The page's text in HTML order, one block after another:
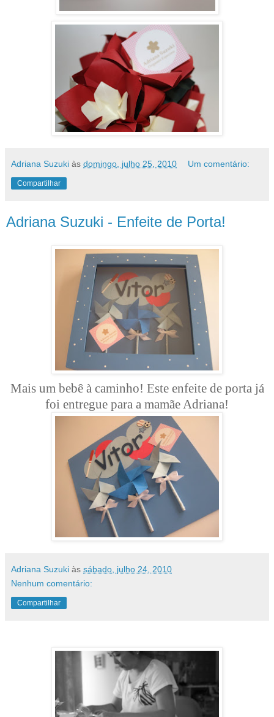
Adriana Suzuki às domingo, julho 25, 2010 Um comentário:
Compartilhar
Adriana Suzuki - Enfeite de Porta!
Mais um bebê à caminho! Este enfeite de porta já
foi entregue para a mamãe Adriana!
Adriana Suzuki às sábado, julho 24, 2010
Nenhum comentário:
Compartilhar